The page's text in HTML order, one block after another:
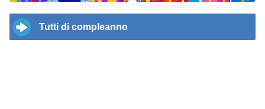
Tutti di compleanno